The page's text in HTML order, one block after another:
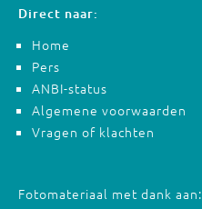
Direct naar:
Home
Pers
ANBI-status
Algemene voorwaarden
Vragen of klachten
Fotomateriaal met dank aan: